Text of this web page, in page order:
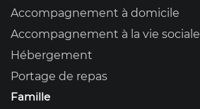
Accompagnement à domicile
Accompagnement à la vie sociale
Hébergement
Portage de repas
Famille